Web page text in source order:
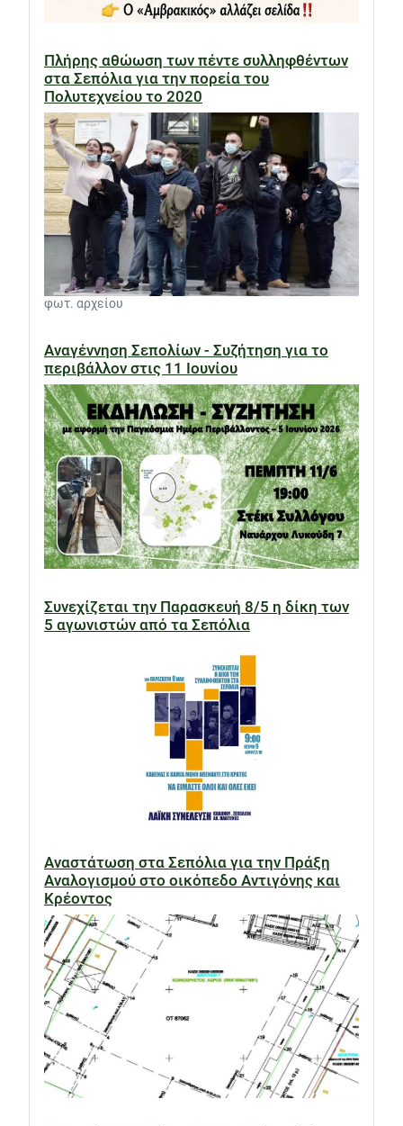
Πλήρης αθώωση των πέντε συλληφθέντων
στα Σεπόλια για την πορεία του
Πολυτεχνείου το 2020
φωτ. αρχείου
Αναγέννηση Σεπολίων - Συζήτηση για το
περιβάλλον στις 11 Ιουνίου
Συνεχίζεται την Παρασκευή 8/5 η δίκη των
5 αγωνιστών από τα Σεπόλια
Αναστάτωση στα Σεπόλια για την Πράξη
Αναλογισμού στο οικόπεδο Αντιγόνης και
Κρέοντος